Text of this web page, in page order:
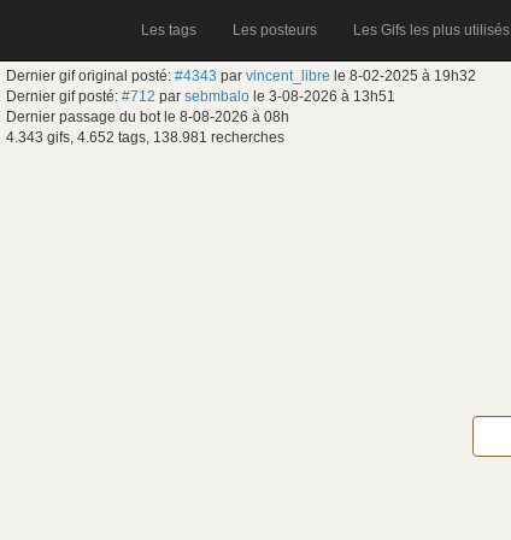
Les tags Les posteurs Les Gifs les plus utilisés
Dernier gif original posté: #4343 par vincent_libre le 8-02-2025 à 19h32
Dernier gif posté: #712 par sebmbalo le 3-08-2026 à 13h51
Dernier passage du bot le 8-08-2026 à 08h
4.343 gifs, 4.652 tags, 138.981 recherches